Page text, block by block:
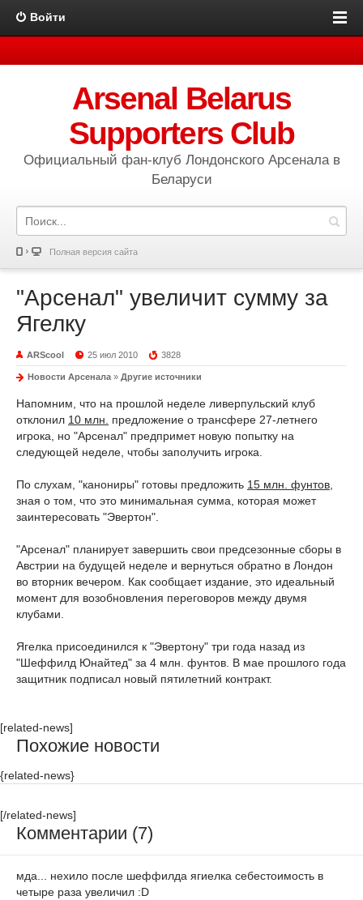
Войти
Arsenal Belarus
Supporters Club
Официальный фан-клуб Лондонского Арсенала в
Беларуси
Полная версия сайта
"Арсенал" увеличит сумму за
Ягелку
ARScool 25 июл 2010 3828
Новости Арсенала » Другие источники
Напомним, что на прошлой неделе ливерпульский клуб
отклонил 10 млн.
предложение о трансфере 27-летнего
игрока, но "Арсенал" предпримет новую попытку на
следующей неделе, чтобы заполучить игрока.
По слухам, "канониры" готовы предложить 15 млн. фунтов
зная о том, что это минимальная сумма, которая может
заинтересовать "Эвертон".
"Арсенал" планирует завершить свои предсезонные сборы в
Австрии на будущей неделе и вернуться обратно в Лондон
во вторник вечером. Как сообщает издание, это идеальный
момент для возобновления переговоров между двумя
клубами.
Ягелка присоединился к "Эвертону" три года назад из
"Шеффилд Юнайтед" за 4 млн. фунтов. В мае прошлого года
защитник подписал новый пятилетний контракт.
[related-news]
Похожие новости
{related-news}
[/related-news]
Комментарии (7)
мда... нехило после шеффилда ягиелка себестоимость в
четыре раза увеличил :D